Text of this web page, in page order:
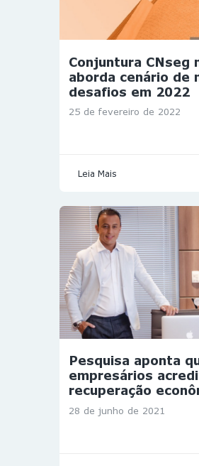
Conjuntura CNseg
aborda cenário de
desafios em 2022
25 de fevereiro de 2022
Leia Mais
Pesquisa aponta
empresários
recuperação
28 de junho de 2021